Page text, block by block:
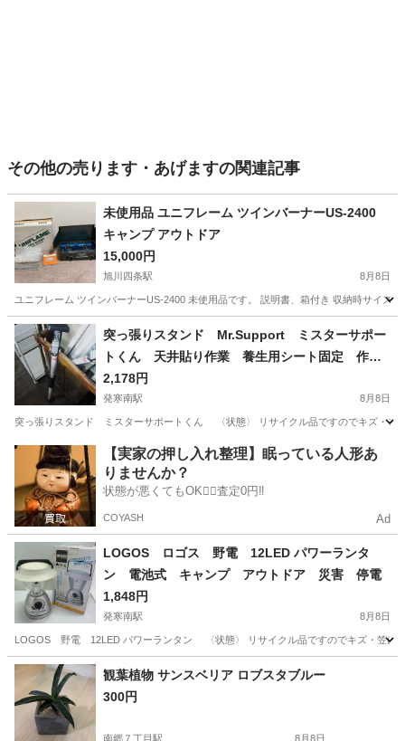
その他の売ります・あげますの関連記事
未使用品 ユニフレーム ツインバーナーUS-2400
キャンプ アウトドア
15,000円
旭川四条駅 8月8日
ユニフレーム ツインバーナーUS-2400 未使用品です。 説明書、箱付き 収納時サイズ:
北海道 旭川市 旭川四条駅 その他
突っ張りスタンド Mr.Support ミスターサポー
トくん 天井貼り作業 養生用シート固定 作業
補助 内装工事
2,178円
発寒南駅 8月8日
突っ張りスタンド ミスターサポートくん 〈状態〉 リサイクル品ですのでキズ・ヨ
北海道 札幌市 発寒南駅 その他 ミスター
【実家の押し入れ整理】眠っている人形あ
りませんか？
状態が悪くてもOK🙆‍♀️査定0円‼️
COYASH Ad
LOGOS ロゴス 野電 12LED パワーランタ
ン 電池式 キャンプ アウトドア 災害 停電
1,848円
発寒南駅 8月8日
LOGOS 野電 12LED パワーランタン 〈状態〉 リサイクル品ですのでキズ・笠に
北海道 札幌市 発寒南駅 その他 LOGOS
観葉植物 サンスベリア ロブスタブルー
300円
南郷７丁目駅 8月8日